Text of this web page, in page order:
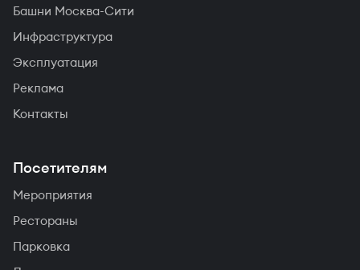
Башни Москва-Сити
Инфраструктура
Эксплуатация
Реклама
Контакты
Посетителям
Мероприятия
Рестораны
Парковка